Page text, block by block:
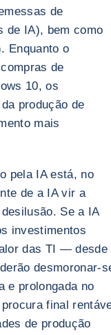
de
de IA), bem como
Enquanto o
de
10, os
produção de
mais
pela IA está, no
de a IA vir a
Se a IA
investimentos
das TI — desde
desmoronar-
e prolongada no
final
de produção